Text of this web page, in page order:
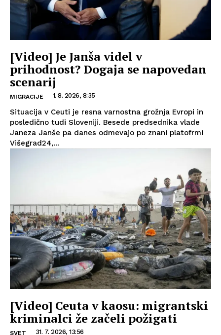
[Video] Je Janša videl v
prihodnost? Dogaja se napovedan
scenarij
MIGRACIJE 1. 8. 2026, 8:35
Situacija v Ceuti je resna varnostna grožnja Evropi in
posledično tudi Sloveniji. Besede predsednika vlade
Janeza Janše pa danes odmevajo po znani platofrmi
Višegrad24,...
[Video] Ceuta v kaosu: migrantski
kriminalci že začeli požigati
SVET 31. 7. 2026, 13:56